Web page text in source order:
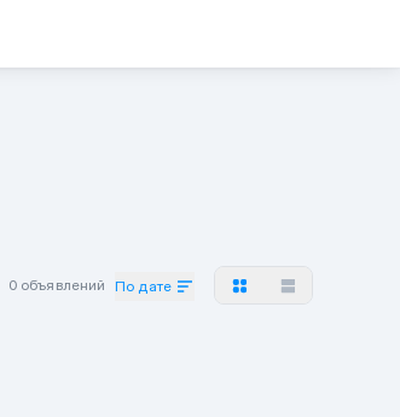
0 объявлений По дате